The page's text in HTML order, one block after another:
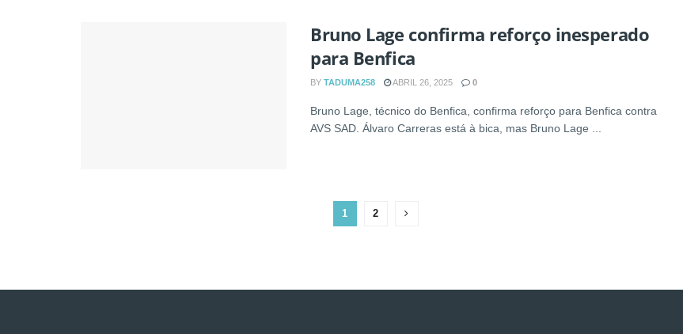
Bruno Lage confirma reforço inesperado
para Benfica
BY TADUMA258 ABRIL 26, 2025 0
Bruno Lage, técnico do Benfica, confirma reforço para Benfica contra
AVS SAD. Álvaro Carreras está à bica, mas Bruno Lage ...
1 2